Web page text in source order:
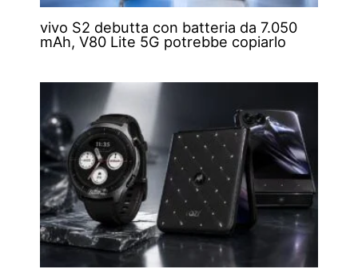
vivo S2 debutta con batteria da 7.050
mAh, V80 Lite 5G potrebbe copiarlo